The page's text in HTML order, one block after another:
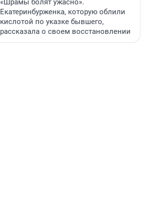
«Шрамы болят ужасно».
Екатеринбурженка, которую облили
кислотой по указке бывшего,
рассказала о своем восстановлении